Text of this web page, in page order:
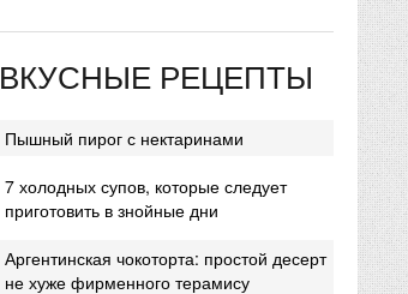
ВКУСНЫЕ РЕЦЕПТЫ
Пышный пирог с нектаринами
7 холодных супов, которые следует
приготовить в знойные дни
Аргентинская чокоторта: простой десерт
не хуже фирменного терамису